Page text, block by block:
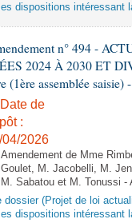
dispositions intéressant
n° 494 -
2024 À 2030 ET
(1ère assemblée saisie)
Date de
:
04/2026
Amendement de Mme
Goulet, M. Jacobelli, M.
M. Sabatou et M. Tonussi -
dossier (Projet de loi
dispositions intéressant